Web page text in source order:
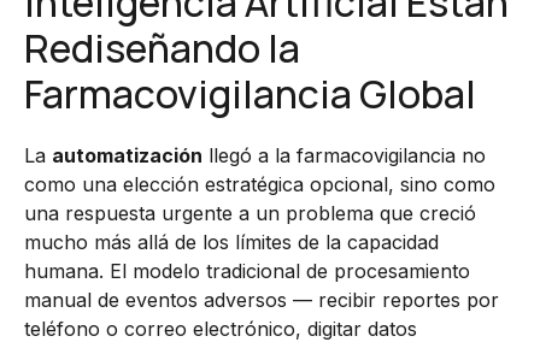
Rediseñando la
Farmacovigilancia Global
La automatización llegó a la farmacovigilancia no
como una elección estratégica opcional, sino como
una respuesta urgente a un problema que creció
mucho más allá de los límites de la capacidad
humana. El modelo tradicional de procesamiento
manual de eventos adversos — recibir reportes por
teléfono o correo electrónico, digitar datos